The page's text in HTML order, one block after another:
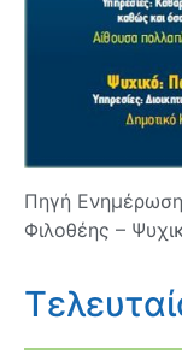
Πηγή
Φιλοθέης –